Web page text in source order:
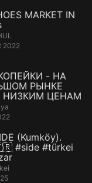
MARKET IN
2022
- НА
РЫНКЕ
НИЗКИМ ЦЕНАМ
(Kumköy).
#side #türkei